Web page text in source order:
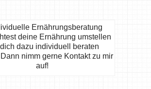
deine Ernährung umstellen
dazu individuell beraten
nimm gerne Kontakt zu mir
auf!